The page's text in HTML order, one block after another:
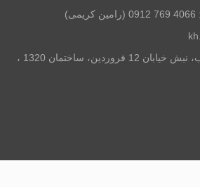
آدرس: تهران، میدان انقلاب، نبش خیابان 12 فروردین، ساختمان 1320 ،